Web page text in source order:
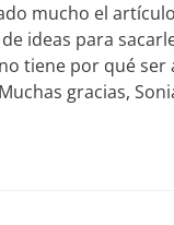
mucho el
ideas para
tiene por qué ser
gracias,